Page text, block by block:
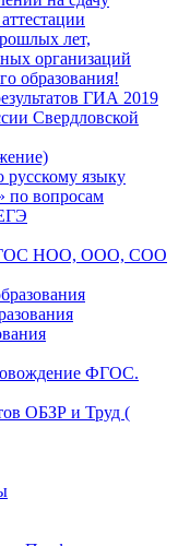
лет,
организаций
образования!
ГИА 2019
Свердловской
русскому языку
по вопросам
НОО, ООО, СОО
ФГОС.
ОБЗР и Труд (